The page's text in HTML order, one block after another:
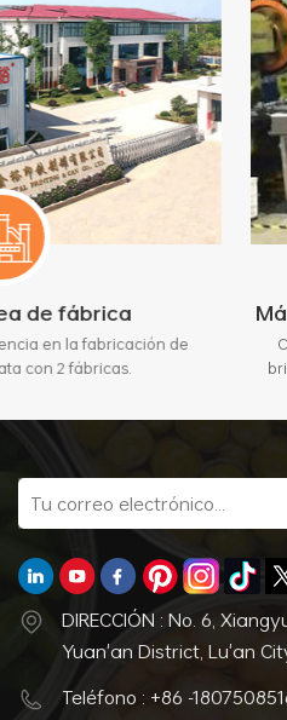
de
Más de 200
Con estándares y
brinde una
DIRECCIÓN : No. 6,
Yuan'an District, Lu'an
Teléfono : +86 -